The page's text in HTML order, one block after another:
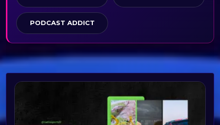
PODCAST ADDICT